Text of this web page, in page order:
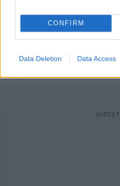
CONFIRM
Data Deletion Data Access
Hadházy Ákos független
Facebook-oldalán tette közzé,
Elleni Hivatal (OLAF) is